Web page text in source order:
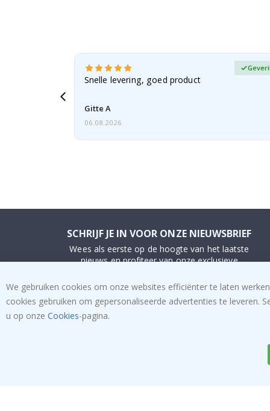
Snelle levering, goed product
Gitte A
06.08.2026
SCHRIJF JE IN VOOR ONZE NIEUWSBRIEF
Wees als eerste op de hoogte van het laatste
nieuws en profiteer van onze exclusieve
INSCHRIJVEN
We gebruiken cookies om onze websites efficiënter te laten
cookies gebruiken om gepersonaliseerde advertenties te leveren.
u op onze Cookies-pagina.